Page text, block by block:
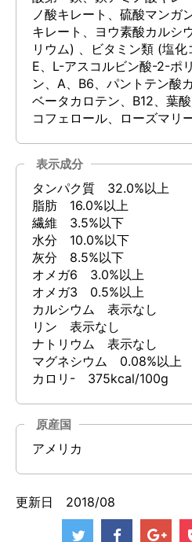
ノ酸キレート、硫酸マンガ
キレート、ヨウ素酸カルシ
リウム) 、ビタミン類 (塩化
E、L-アスコルビン酸-2-ポ
ン、A、B6、パントテン酸
ベータカロテン、B12、葉
コフェロール、ローズマリ
表示成分
タンパク質 32.0%以上
脂肪 16.0%以上
繊維 3.5%以下
水分 10.0%以下
灰分 8.5%以下
オメガ6 3.0%以上
オメガ3 0.5%以上
カルシウム 表示なし
リン 表示なし
ナトリウム 表示なし
マグネシウム 0.08%以上
カロリ- 375kcal/100g
原産国
アメリカ
更新日 2018/08